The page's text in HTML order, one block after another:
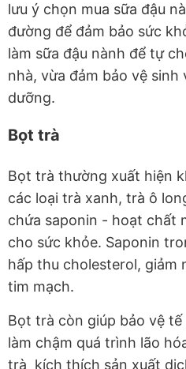
lưu ý chọn mua sữa đậu
đường để đảm bảo sức
làm sữa đậu nành để tự
nhà, vừa đảm bảo vệ
dưỡng.
Bọt trà
Bọt trà thường xuất hiện
các loại trà xanh, trà ô
chứa saponin - hoạt chất
cho sức khỏe. Saponin
hấp thu cholesterol, giảm
tim mạch.
Bọt trà còn giúp bảo vệ
làm chậm quá trình lão
trà kích thích sản xuất